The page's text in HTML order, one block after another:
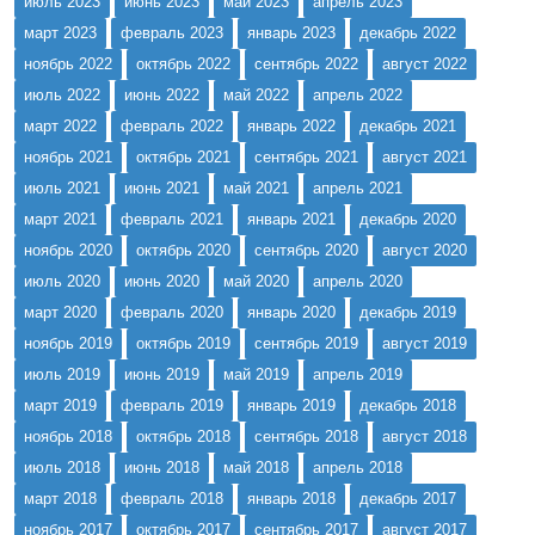
март 2023
февраль 2023 январь 2023
декабрь 2022
ноябрь 2022
октябрь 2022 сентябрь 2022
август 2022
июль 2022
июнь 2022 май 2022
апрель 2022
март 2022
февраль 2022 январь 2022
декабрь 2021
ноябрь 2021
октябрь 2021 сентябрь 2021
август 2021
июль 2021
июнь 2021 май 2021
апрель 2021
март 2021
февраль 2021 январь 2021
декабрь 2020
ноябрь 2020
октябрь 2020 сентябрь 2020
август 2020
июль 2020
июнь 2020 май 2020
апрель 2020
март 2020
февраль 2020 январь 2020
декабрь 2019
ноябрь 2019
октябрь 2019 сентябрь 2019
август 2019
июль 2019
июнь 2019 май 2019
апрель 2019
март 2019
февраль 2019 январь 2019
декабрь 2018
ноябрь 2018
октябрь 2018 сентябрь 2018
август 2018
июль 2018
июнь 2018 май 2018
апрель 2018
март 2018
февраль 2018 январь 2018
декабрь 2017
ноябрь 2017
октябрь 2017 сентябрь 2017 август 2017